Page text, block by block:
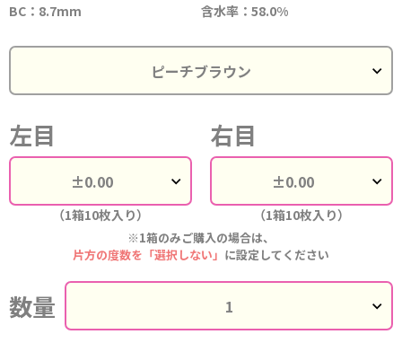
BC：8.7mm
含水率：58.0%
左目
（1箱10枚入り）
右目
（1箱10枚入り）
※1箱のみご購入の場合は、
片方の度数を「選択しない」 に設定してください
数量